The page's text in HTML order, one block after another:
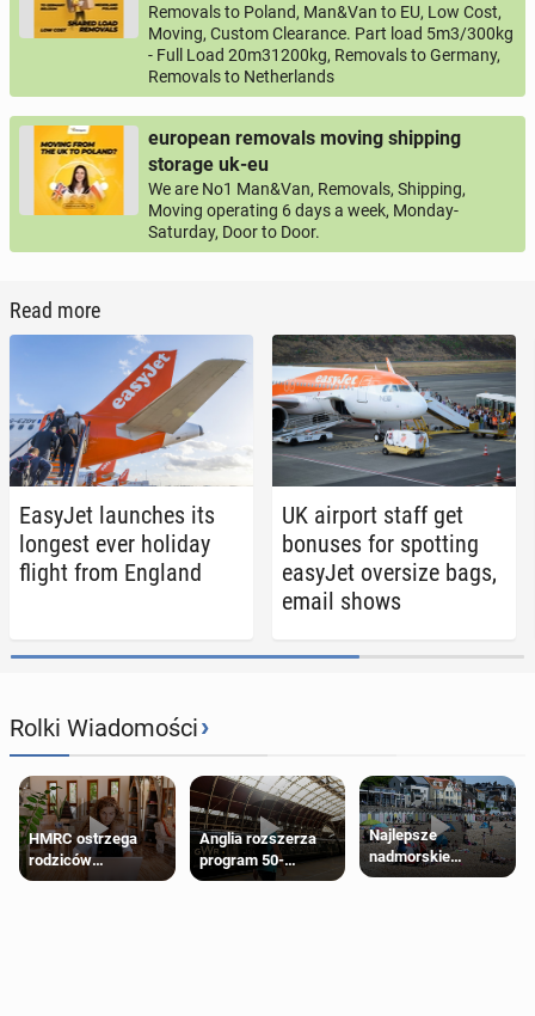
Removals to Poland, Man&Van to EU, Low Cost,
Moving, Custom Clearance. Part load 5m3/300kg
- Full Load 20m31200kg, Removals to Germany,
Removals to Netherlands
european removals moving shipping
storage uk-eu
We are No1 Man&Van, Removals, Shipping,
Moving operating 6 days a week, Monday-
Saturday, Door to Door.
Read more
EasyJet launch­es its
longest ever holiday
flight from England
UK airport staff get
bonuses for spot­ting
easyJet over­size bags,
email shows
Rolki Wiadomości›
HMRC ostrzega
rodziców
pobierających Child
Anglia rozszerza
program 50-
procentowych
Najlepsze
nadmorskie
miasteczko blisko